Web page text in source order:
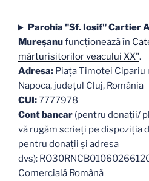
Parohia "Sf. Iosif" Cartier
Mureşanufuncţionează în
mărturisitorilor veacului XX".
Adresa: Piaţa Timotei Cipariu
Napoca, judeţul Cluj, România
CUI:7777978
Cont bancar (pentru donații/
vă rugăm scrieți pe dispoziția
pentru donații și adresa
dvs):
Comercială Română